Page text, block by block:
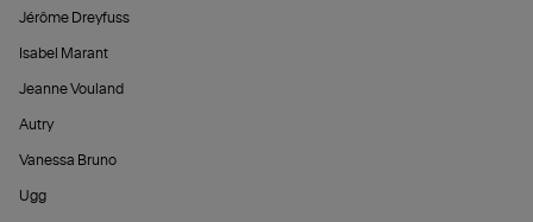
Jérôme Dreyfuss
Isabel Marant
Jeanne Vouland
Autry
Vanessa Bruno
Ugg